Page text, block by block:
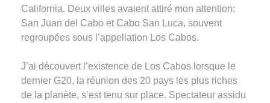
California. Deux villes avaient attiré mon attention:
San Juan del Cabo et Cabo San Luca, souvent
regroupées sous l’appellation Los Cabos.
J’ai découvert l’existence de Los Cabos lorsque le
dernier G20, la réunion des 20 pays les plus riches
de la planète, s’est tenu sur place. Spectateur assidu